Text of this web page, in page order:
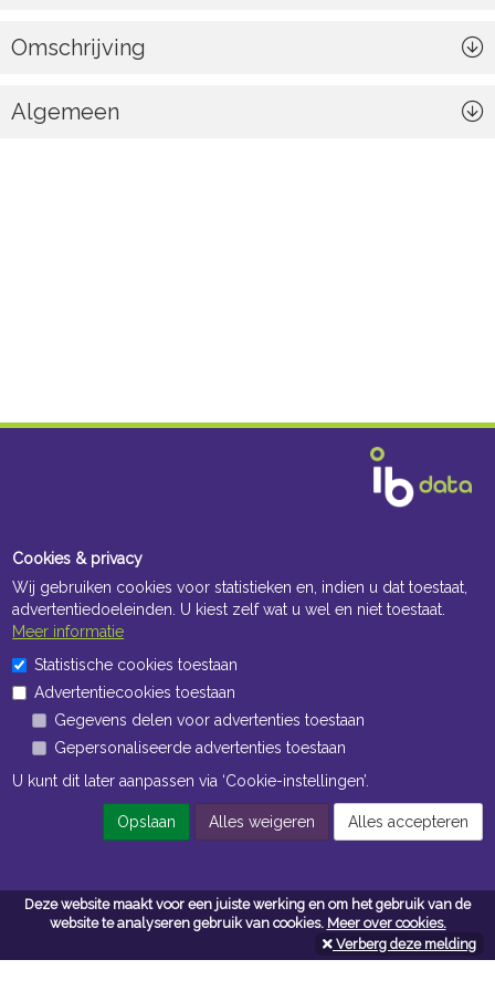
Deze website maakt voor een juiste werking en om het gebruik van de
website te analyseren gebruik van cookies. Meer over cookies.
Verberg deze melding
Omschrijving
Algemeen
Openingstijden Kantoor
ma t/m vr 8:30 uur tot 17:00 uur
Openingstijden Magazijn
ma t/m vr 7:00 uur tot 16:30 uur
Algemene voorwaarden
Cookies & privacy
Wij gebruiken cookies voor statistieken en, indien u dat toestaat,
advertentiedoeleinden. U kiest zelf wat u wel en niet toestaat.
Meer informatie
Statistische cookies toestaan
Advertentiecookies toestaan
Gegevens delen voor advertenties toestaan
Gepersonaliseerde advertenties toestaan
U kunt dit later aanpassen via ‘Cookie-instellingen’.
Opslaan Alles weigeren Alles accepteren